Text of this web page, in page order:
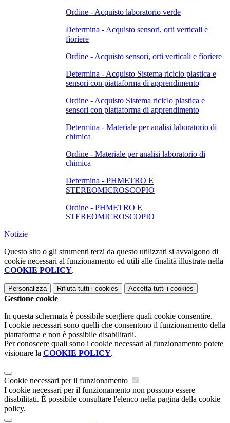
Ordine - Acquisto laboratorio verde
Determina - Acquisto sensori, orti verticali e
fioriere
Ordine - Acquisto sensori, orti verticali e fioriere
Determina - Acquisto Sistema riciclo plastica e
sensori con piattaforma di apprendimento
Ordine - Acquisto Sistema riciclo plastica e
sensori con piattaforma di apprendimento
Determina - Materiale per analisi laboratorio di
chimica
Ordine - Materiale per analisi laboratorio di
chimica
Determina - PHMETRO E
STEREOMICROSCOPIO
Ordine - PHMETRO E
STEREOMICROSCOPIO
Notizie
Questo sito o gli strumenti terzi da questo utilizzati si avvalgono di
cookie necessari al funzionamento ed utili alle finalità illustrate nella
COOKIE POLICY.
Personalizza Rifiuta tutti i cookies Accetta tutti i cookies
Gestione cookie
In questa schermata è possibile scegliere quali cookie consentire.
I cookie necessari sono quelli che consentono il funzionamento della
piattaforma e non è possibile disabilitarli.
Per conoscere quali sono i cookie necessari al funzionamento potete
visionare la COOKIE POLICY.
Cookie necessari per il funzionamento
I cookie necessari per il funzionamento non possono essere
disabilitati. È possibile consultare l'elenco nella pagina della cookie
policy.